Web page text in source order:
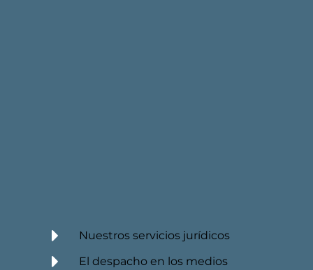
Nuestros servicios jurídicos
El despacho en los medios